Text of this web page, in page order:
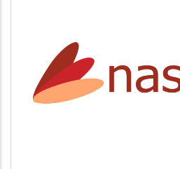
Servicios tecnológicos